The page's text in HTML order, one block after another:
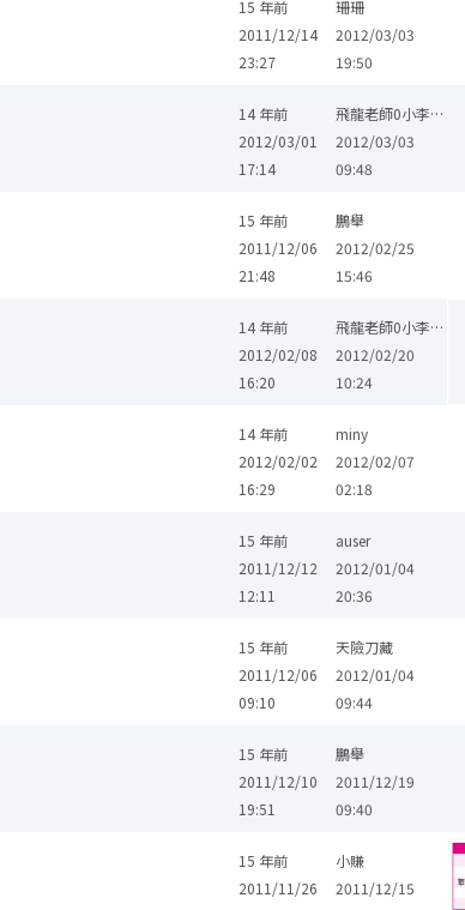
15 年前
2011/12/14
23:27
珊珊
2012/03/03
19:50
14 年前
2012/03/01
17:14
飛龍老師0小李飛刀0
2012/03/03
09:48
15 年前
2011/12/06
21:48
鵬舉
2012/02/25
15:46
14 年前
2012/02/08
16:20
飛龍老師0小李飛刀0
2012/02/20
10:24
14 年前
2012/02/02
16:29
miny
2012/02/07
02:18
15 年前
2011/12/12
12:11
auser
2012/01/04
20:36
15 年前
2011/12/06
09:10
天險刀藏
2012/01/04
09:44
15 年前
2011/12/10
19:51
鵬舉
2011/12/19
09:40
15 年前
2011/11/26
小賺
2011/12/15